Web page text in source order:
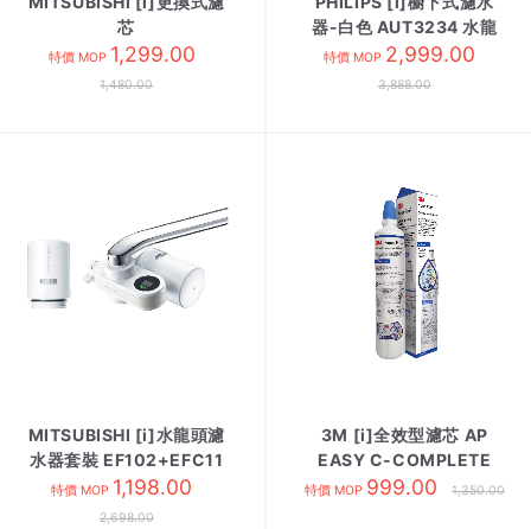
芯
UZC2000E/EUC2000
特價 MOP 1,299.00
1,480.00
器-白色 AUT3234 水龍
頭
特價 MOP 2,999.00
3,888.00
MITSUBISHI [i]水龍頭濾
水器套裝 EF102+EFC11
特價 MOP 1,198.00
2,698.00
3M [i]全效型濾芯 AP
EASY C-COMPLETE
特價 MOP 999.00 1,350.00